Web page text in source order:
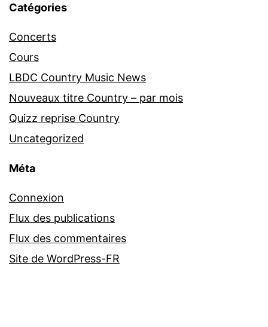
Catégories
Concerts
Cours
LBDC Country Music News
Nouveaux titre Country – par mois
Quizz reprise Country
Uncategorized
Méta
Connexion
Flux des publications
Flux des commentaires
Site de WordPress-FR